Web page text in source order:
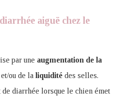
aiguë chez le
par une augmentation de la
et/ou de la liquidité des selles.
diarrhée lorsque le chien émet